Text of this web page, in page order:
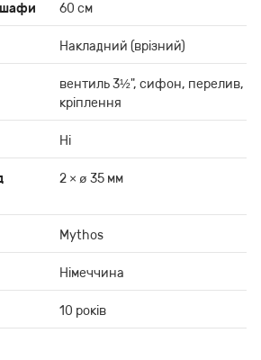
шафи 60 см
Накладний (врізний)
вентиль 3½", сифон, перелив,
кріплення
Ні
2 × ø 35 мм
Mythos
Німеччина
10 років